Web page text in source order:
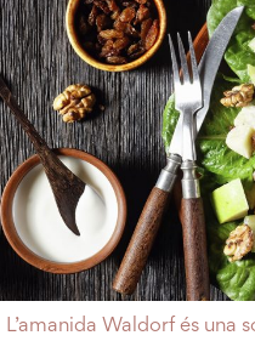
L’amanida Waldorf és una